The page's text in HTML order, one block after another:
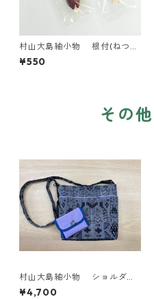
村山大島紬小物 根付(ねつ
け)
¥550
その
村山大島紬小物 ショルダー
バッグＢ
¥4,700